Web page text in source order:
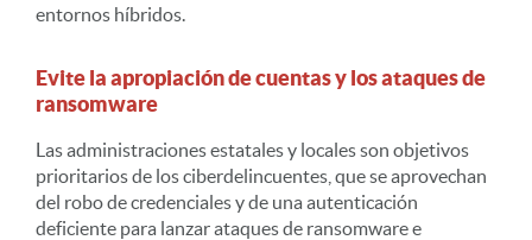
entornos híbridos.
Evite la apropiación de cuentas y los ataques de
ransomware
Las administraciones estatales y locales son objetivos
prioritarios de los ciberdelincuentes, que se aprovechan
del robo de credenciales y de una autenticación
deficiente para lanzar ataques de ransomware e